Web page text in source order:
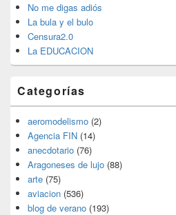
No me digas adiós
La bula y el bulo
Censura2.0
La EDUCACION
Categorías
aeromodelismo (2)
Agencia FIN (14)
anecdotario (76)
Aragoneses de lujo (88)
arte (75)
aviacion (536)
blog de verano (193)